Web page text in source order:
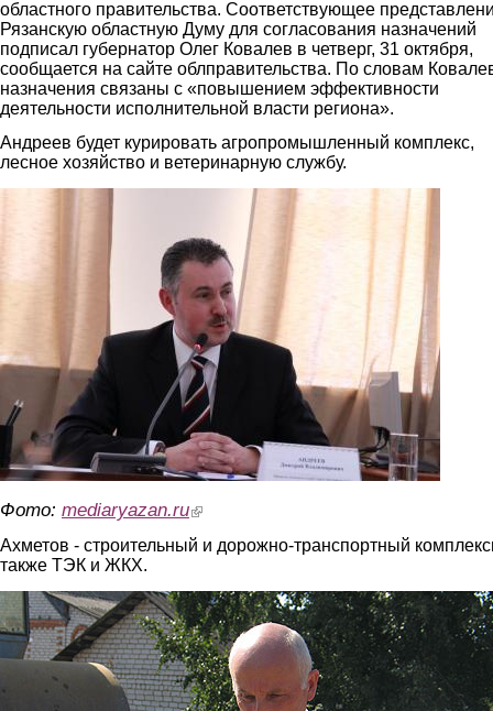
областного правительства. Соответствующее
Рязанскую областную Думу для согласования назначений
подписал губернатор Олег Ковалев в четверг, 31 октября,
сообщается на сайте облправительства. По словам
назначения связаны с «повышением эффективности
деятельности исполнительной власти региона».
Андреев будет курировать агропромышленный комплекс,
лесное хозяйство и ветеринарную службу.
Фото: mediaryazan.ru(link is external)
Ахметов - строительный и дорожно-транспортный
также ТЭК и ЖКХ.
axmetov.jpg